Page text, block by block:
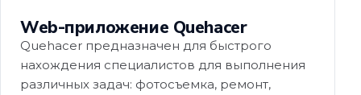
Web-приложение Quehacer
Quehacer предназначен для быстрого
нахождения специалистов для выполнения
различных задач: фотосъемка, ремонт,